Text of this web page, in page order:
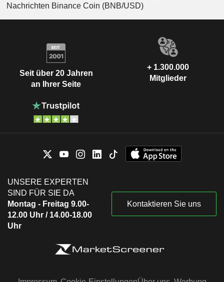
Nachrichten Binance Coin (BNB/USD)
Seit über 20 Jahren
an Ihrer Seite
+ 1.300.000
Mitglieder
UNSERE EXPERTEN
SIND FÜR SIE DA
Montag - Freitag 9.00-
12.00 Uhr / 14.00-18.00
Uhr
Kontaktieren Sie uns